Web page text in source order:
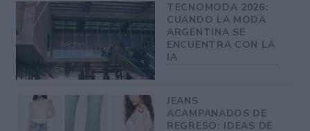
TECNOMODA 2026:
CUANDO LA MODA
ARGENTINA SE
ENCUENTRA CON LA
IA
JEANS
ACAMPANADOS DE
REGRESO: IDEAS DE